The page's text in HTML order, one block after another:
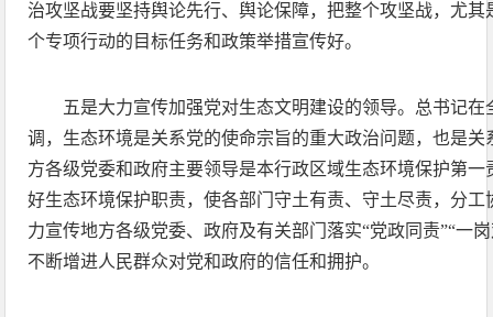
治攻坚战要坚持舆论先行、舆论保障，把整个攻坚战，尤
个专项行动的目标任务和政策举措宣传好。
五是大力宣传加强党对生态文明建设的领导。总书记
调，生态环境是关系党的使命宗旨的重大政治问题，也是
方各级党委和政府主要领导是本行政区域生态环境保护第
好生态环境保护职责，使各部门守土有责、守土尽责，分
力宣传地方各级党委、政府及有关部门落实“党政同责”“一
不断增进人民群众对党和政府的信任和拥护。